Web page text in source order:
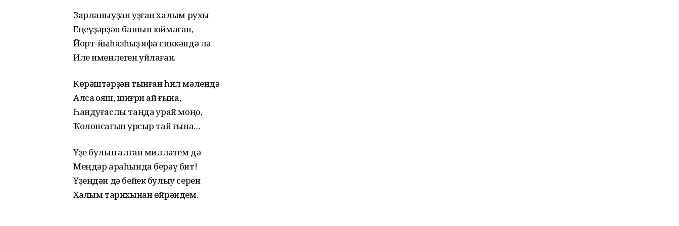
Зарланыуҙан уҙған халҡым рухы
Еңеүҙәрҙән башын юймаған,
Йорт-йыһазһыҙ яфа сиккәндә лә
Иле именлеген уйлаған.
Көрәштәрҙән тынған һил мәлендә
Алсаҡ ҡояш, шиғри ай ғына,
Һандуғаслы таңда ҡурай моңо,
Ҡолонсағын ҡурсыр тай ғына…
Үҙе булып ҡалған милләтем дә
Меңдәр араһында берәү бит!
Үҙеңдән дә бейек булыу серен
Халҡым тарихынан өйрәндем.